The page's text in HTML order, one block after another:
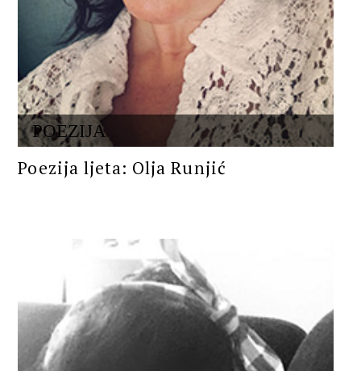
POEZIJA
Poezija ljeta: Olja Runjić